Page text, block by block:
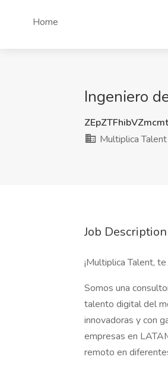
Home
Ingeniero
Multiplica Talent
Job Description
¡Multiplica Talent,
Somos una
talento digital del
innovadoras y con
empresas en
remoto en